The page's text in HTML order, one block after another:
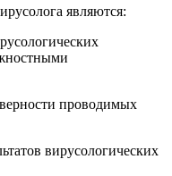
являются:
проводимых
вирусологических